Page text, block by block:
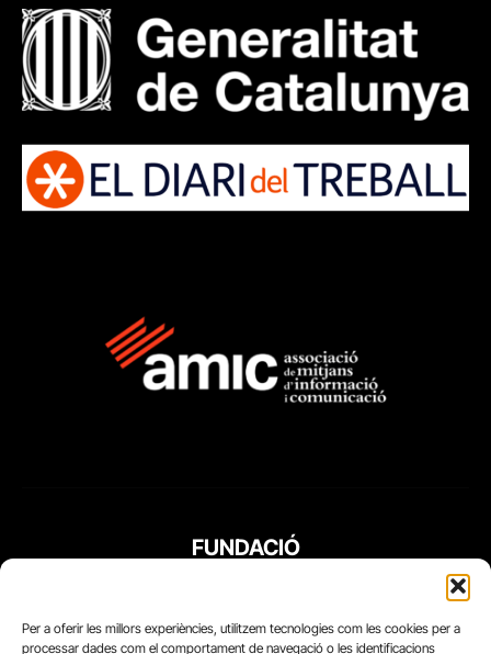
Per a oferir les millors experiències, utilitzem tecnologies com les cookies per a
processar dades com el comportament de navegació o les identificacions
FUNDACIÓ